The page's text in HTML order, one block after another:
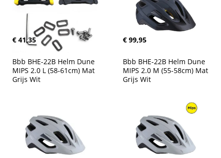
€ 41,35 € 99,95
Bbb BHE-22B Helm Dune
MIPS 2.0 L (58-61cm) Mat
Grijs Wit
Bbb BHE-22B Helm Dune
MIPS 2.0 M (55-58cm) Mat
Grijs Wit